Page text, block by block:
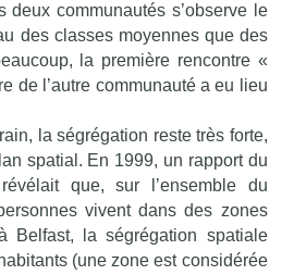
deux communautés s’observe le
des classes moyennes que des
la première rencontre «
de l’autre communauté a eu lieu
la ségrégation reste très forte,
spatial. En 1999, un rapport du
que, sur l’ensemble du
vivent dans des zones
Belfast, la ségrégation spatiale
(une zone est considérée